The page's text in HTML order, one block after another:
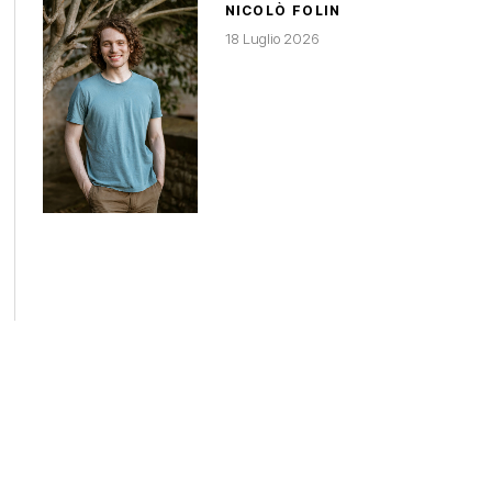
NICOLÒ FOLIN
18 Luglio 2026